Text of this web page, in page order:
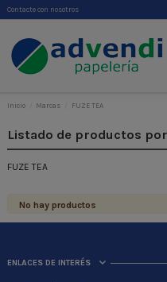
Contacte con nosotros
Inicio Marcas FUZE TEA
Listado de productos por
FUZE TEA
No hay productos
ENLACES DE INTERÉS